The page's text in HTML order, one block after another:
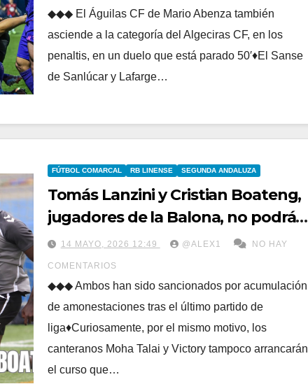
◆◆◆ El Águilas CF de Mario Abenza también
asciende a la categoría del Algeciras CF, en los
penaltis, en un duelo que está parado 50′♦El Sanse
de Sanlúcar y Lafarge…
FÚTBOL COMARCAL RB LINENSE SEGUNDA ANDALUZA
Tomás Lanzini y Cristian Boateng,
jugadores de la Balona, no podrán
jugar el primer partido de liga de la
26/27
14 MAYO, 2026 12:49 @ALEX1 NO HAY
COMENTARIOS
◆◆◆ Ambos han sido sancionados por acumulación
de amonestaciones tras el último partido de
liga♦Curiosamente, por el mismo motivo, los
canteranos Moha Talai y Victory tampoco arrancarán
el curso que…